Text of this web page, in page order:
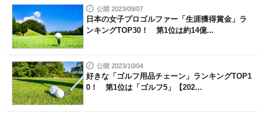
公開 2023/09/07
日本の女子プロゴルファー「生涯獲得賞金」ラ
ンキングTOP30！ 第1位は約14億...
公開 2023/10/04
好きな「ゴルフ用品チェーン」ランキングTOP1
0！ 第1位は「ゴルフ5」【202...